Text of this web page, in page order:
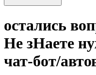
остались
Не зHаете
чат-бот/